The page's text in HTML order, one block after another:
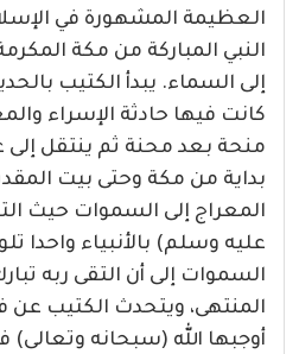
العظيمة المشهورة في
النبي المباركة من مكة
إلى السماء. يبدأ الكتيب
كانت فيها حادثة الإسراء
منحة بعد محنة ثم ينتقل
بداية من مكة وحتى بيت
المعراج إلى السموات حيث
عليه وسلم) بالأنبياء واحدا
السموات إلى أن التقى ربه
المنتهى، ويتحدث الكتيب عن
أوجبها الله (سبحانه وتعالى)